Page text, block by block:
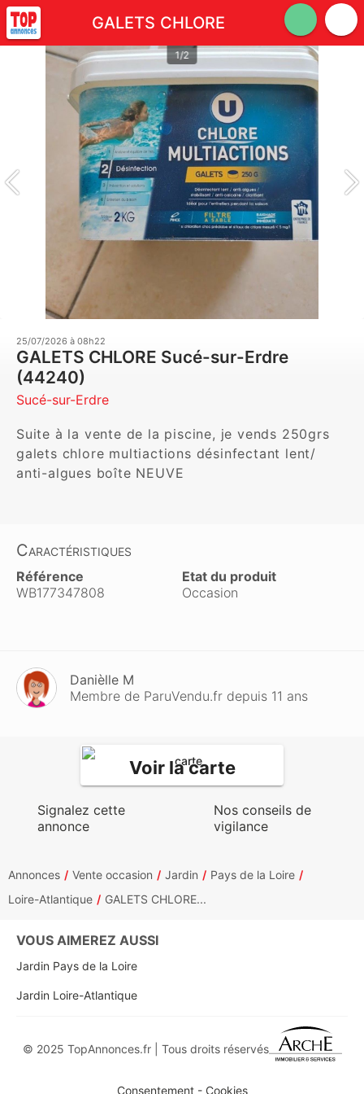
GALETS CHLORE
1/2
25/07/2026 à 08h22
GALETS CHLORE Sucé-sur-Erdre
(44240)
Sucé-sur-Erdre
Suite à la vente de la piscine, je vends 250grs
galets chlore multiactions désinfectant lent/
anti-algues boîte NEUVE
Caractéristiques
Référence
WB177347808
Etat du produit
Occasion
Danièlle M
Membre de ParuVendu.fr depuis 11 ans
Voir la carte
Signalez cette
annonce
Nos conseils de
vigilance
Annonces Vente occasion Jardin
Pays de la Loire
Loire-Atlantique
GALETS CHLORE...
VOUS AIMEREZ AUSSI
Jardin Pays de la Loire
Jardin Loire-Atlantique
© 2025 TopAnnonces.fr | Tous droits réservés
Consentement - Cookies